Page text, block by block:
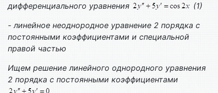
дифференциального уравнения
(1)
- линейное неоднородное уравнение 2 порядка с
постоянными коэффициентами и специальной
правой частью
Ищем решение линейного однородного уравнения
2 порядка с постоянными коэффициентами